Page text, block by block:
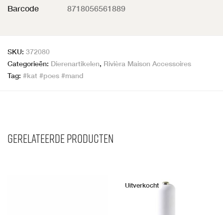
Barcode 8718056561889
SKU: 372080
Categorieën: Dierenartikelen, Rivièra Maison Accessoires
Tag: #kat #poes #mand
Gerelateerde producten